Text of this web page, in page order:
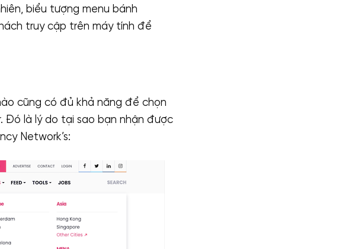
biểu tượng menu bánh
truy cập trên máy tính để
cũng có đủ khả năng để chọn
Đó là lý do tại sao bạn nhận được
Network’s: